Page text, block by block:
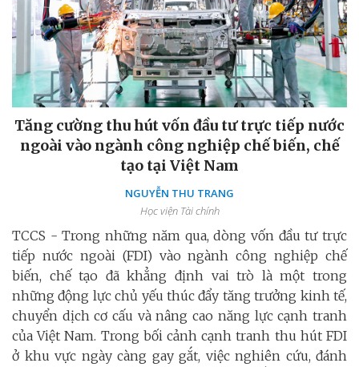
Tăng cường thu hút vốn đầu tư trực tiếp nước
ngoài vào ngành công nghiệp chế biến, chế
tạo tại Việt Nam
NGUYỄN THU TRANG
Học viện Tài chính
TCCS - Trong những năm qua, dòng vốn đầu tư trực
tiếp nước ngoài (FDI) vào ngành công nghiệp chế
biến, chế tạo đã khẳng định vai trò là một trong
những động lực chủ yếu thúc đẩy tăng trưởng kinh tế,
chuyển dịch cơ cấu và nâng cao năng lực cạnh tranh
của Việt Nam. Trong bối cảnh cạnh tranh thu hút FDI
ở khu vực ngày càng gay gắt, việc nghiên cứu, đánh